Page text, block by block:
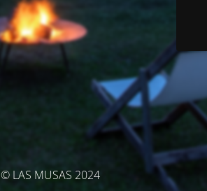
© LAS MUSAS 2024